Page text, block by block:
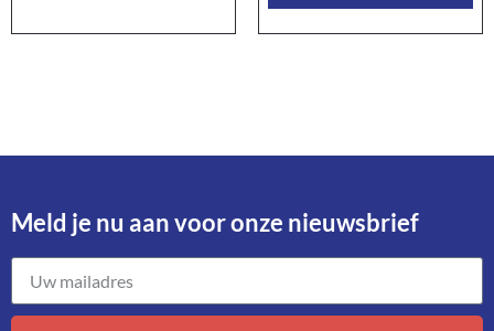
Meld je nu aan voor onze nieuwsbrief​